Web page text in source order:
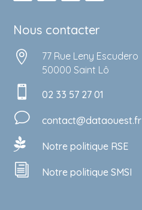
Nous contacter

77 Rue Leny Escudero
50000 Saint Lô
 02 33 57 27 01
v contact@dataouest.fr
 Notre politique RSE
i Notre politique SMSI